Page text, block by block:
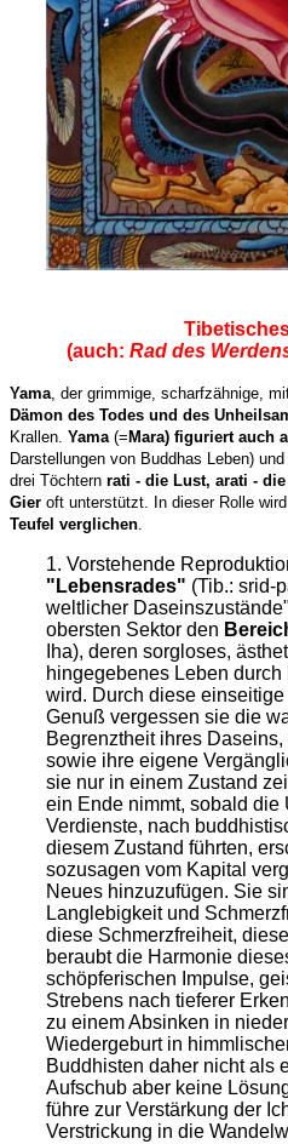
(auch: Rad des
Yama, der grimmige, scharfzähnige,
Dämon des Todes und des
Krallen. Yama(= Mara) figuriert auch
Darstellungen von Buddhas Leben)
drei Töchtern rati - die Lust, arati -
Gier oft unterstützt. In dieser Rolle wird
Teufel verglichen.
1. Vorstehende
"Lebensrades" (Tib.: srid-
weltlicher
obersten Sektor den
Iha), deren sorgloses,
hingegebenes Leben
wird. Durch diese
Genuß vergessen sie die
Begrenztheit ihres
sowie ihre eigene
sie nur in einem Zustand
ein Ende nimmt, sobald die
Verdienste, nach
diesem Zustand führten,
sozusagen vom Kapital
Neues hinzuzufügen. Sie
Langlebigkeit und
diese Schmerzfreiheit,
beraubt die Harmonie
schöpferischen Impulse,
Strebens nach tieferer
zu einem Absinken in
Wiedergeburt in
Buddhisten daher nicht als
Aufschub aber keine
führe zur Verstärkung der
Verstrickung in die